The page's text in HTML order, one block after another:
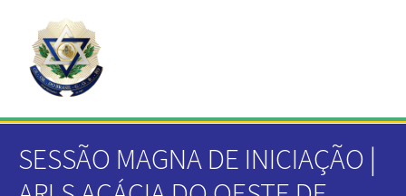
SESSÃO MAGNA DE INICIAÇÃO |